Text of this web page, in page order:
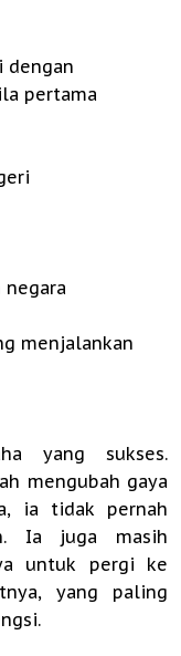
dengan
pertama
negara
menjalankan
yang sukses.
mengubah gaya
ia tidak pernah
Ia juga masih
untuk pergi ke
yang paling